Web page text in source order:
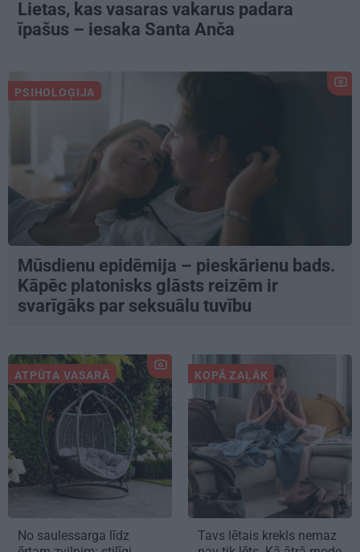
Lietas, kas vasaras vakarus padara
īpašus – iesaka Santa Anča
PSIHOLOĢIJA
Mūsdienu epidēmija – pieskārienu bads.
Kāpēc platonisks glāsts reizēm ir
svarīgāks par seksuālu tuvību
ATPŪTA VASARĀ
No saulessarga līdz
KOPĀ ZAĻĀK
Tavs lētais krekls nemaz